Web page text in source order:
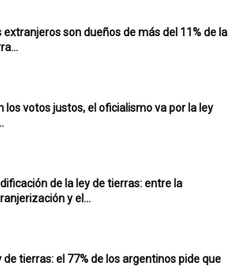
extranjeros son dueños de más del 11% de la
los votos justos, el oficialismo va por la ley
de la ley de tierras: entre la
y el...
de tierras: el 77% de los argentinos pide que